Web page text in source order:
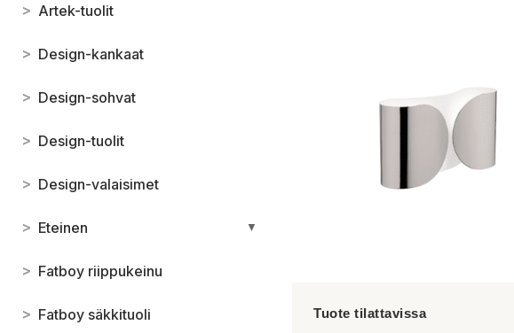
> Artek-tuolit
> Design-kankaat
> Design-sohvat
> Design-tuolit
> Design-valaisimet
> Eteinen ▼
> Fatboy riippukeinu
> Fatboy säkkituoli